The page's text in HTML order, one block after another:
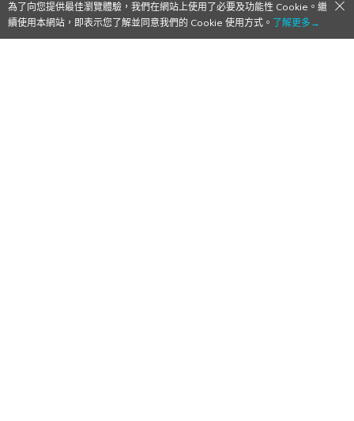
為了向您提供最佳瀏覽體驗，我們在網站上使用了必要及功能性 Cookie。繼
續使用本網站，即表示您了解並同意我們的 Cookie 使用方式。 了解更多→